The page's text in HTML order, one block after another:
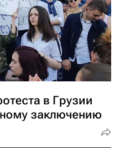
в Грузии
заключению